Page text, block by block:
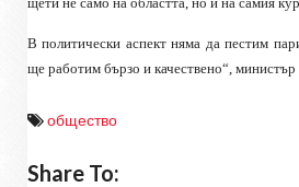
В политически аспект няма да пестим
ще работим бързо и качествено“, министър
общество
Share To: